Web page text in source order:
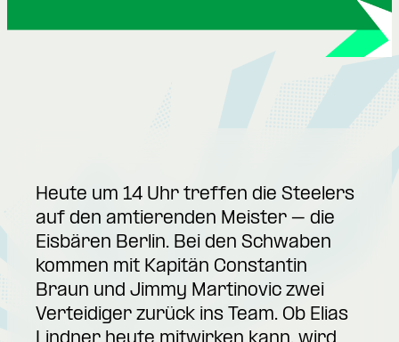
Heute um 14 Uhr treffen die Steelers
auf den amtierenden Meister – die
Eisbären Berlin. Bei den Schwaben
kommen mit Kapitän Constantin
Braun und Jimmy Martinovic zwei
Verteidiger zurück ins Team. Ob Elias